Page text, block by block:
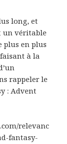
long, et
un véritable
plus en plus
à la
rappeler le
: Advent
relevanc
fantasy-